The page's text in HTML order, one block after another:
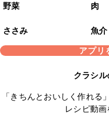
野菜 肉
ささみ 魚介
アプリ
クラシ
「きちんとおいしく作れ
レシピ動画